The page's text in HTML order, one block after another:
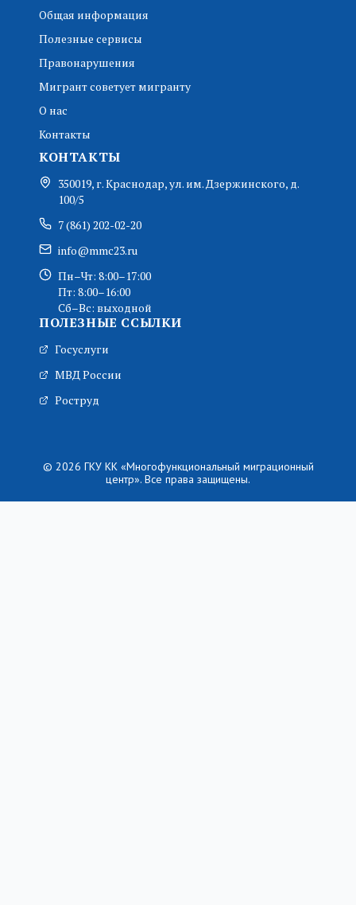
Общая информация
Полезные сервисы
Правонарушения
Мигрант советует мигранту
О нас
Контакты
КОНТАКТЫ
350019, г. Краснодар, ул. им. Дзержинского, д.
100/5
7 (861) 202-02-20
info@mmc23.ru
Пн–Чт: 8:00–17:00
Пт: 8:00–16:00
Сб–Вс: выходной
ПОЛЕЗНЫЕ ССЫЛКИ
Госуслуги
МВД России
Роструд
© 2026 ГКУ КК «Многофункциональный миграционный
центр». Все права защищены.